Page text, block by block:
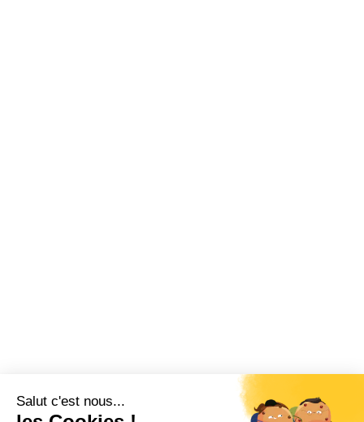
Salut c'est nous...